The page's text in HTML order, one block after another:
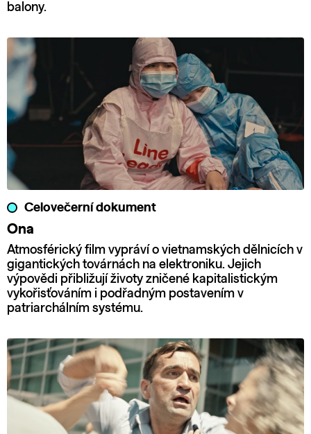
balony.
Celovečerní dokument
Ona
Atmosférický film vypráví o vietnamských dělnicích v
gigantických továrnách na elektroniku. Jejich
výpovědi přibližují životy zničené kapitalistickým
vykořisťováním i podřadným postavením v
patriarchálním systému.